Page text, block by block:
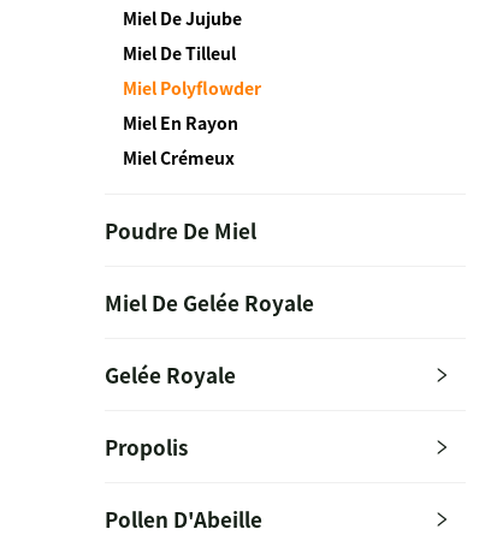
Miel De Jujube
Miel De Tilleul
Miel Polyflowder
Miel En Rayon
Miel Crémeux
Poudre De Miel
Miel De Gelée Royale
Gelée Royale
Propolis
Pollen D'Abeille